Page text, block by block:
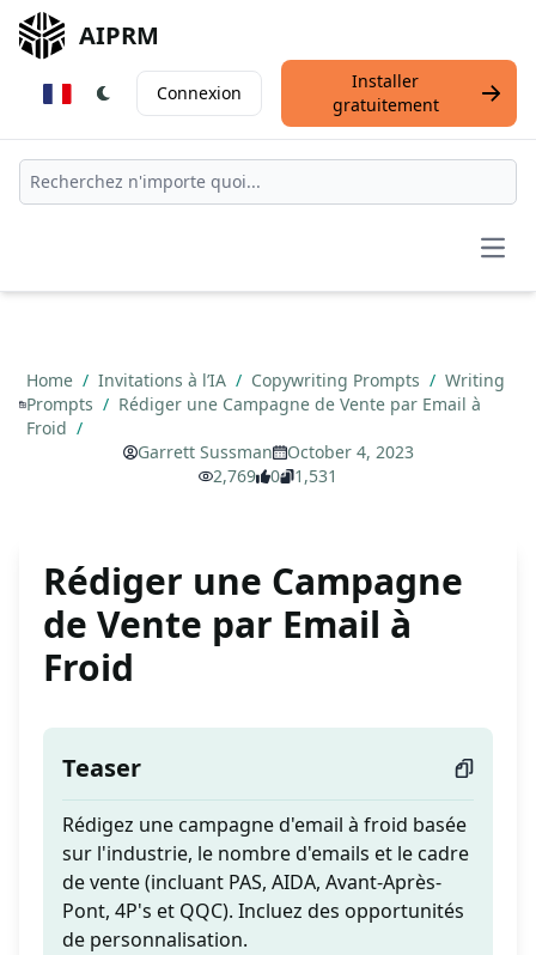
AIPRM
Connexion
Installer
gratuitement
Home / Invitations à l’IA / Copywriting Prompts / Writing
Prompts / Rédiger une Campagne de Vente par Email à
Froid /
Garrett Sussman
October 4, 2023
2,769
0 1,531
Rédiger une Campagne
de Vente par Email à
Froid
Teaser
Rédigez une campagne d'email à froid basée
sur l'industrie, le nombre d'emails et le cadre
de vente (incluant PAS, AIDA, Avant-Après-
Pont, 4P's et QQC). Incluez des opportunités
de personnalisation.